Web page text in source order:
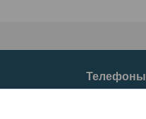
Телефоны